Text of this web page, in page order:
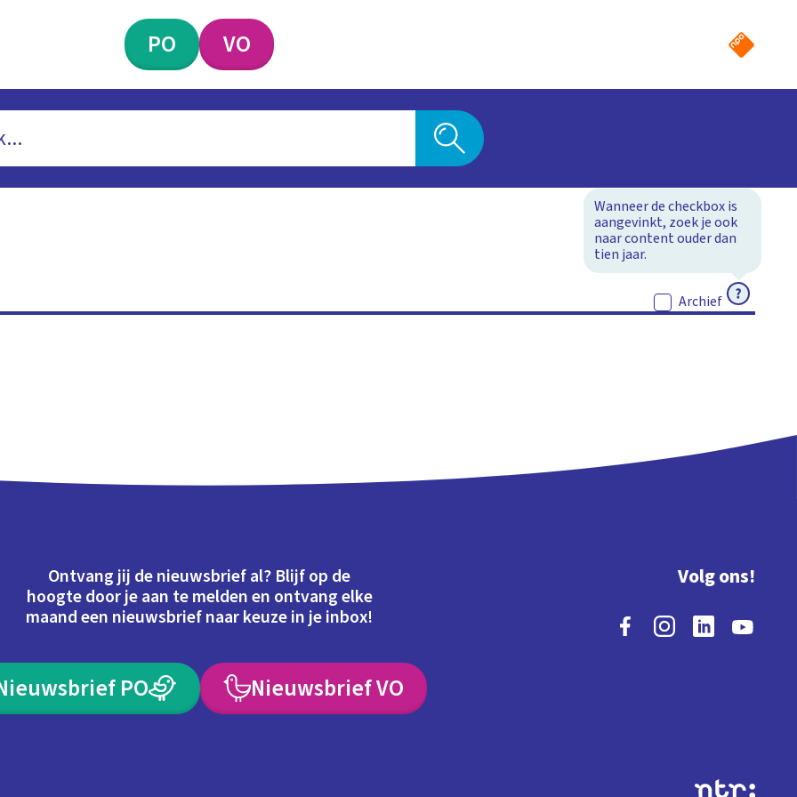
PO VO
Archief
Wanneer de checkbox is
aangevinkt, zoek je ook
naar content ouder dan
tien jaar.
Ontvang jij de nieuwsbrief al? Blijf op de
hoogte door je aan te melden en ontvang elke
maand een nieuwsbrief naar keuze in je inbox!
PO Nieuwsbrief VO
Volg ons!